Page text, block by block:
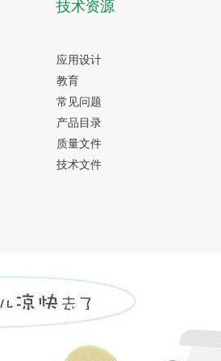
技术资源
应用设计
教育
常见问题
产品目录
质量文件
技术文件